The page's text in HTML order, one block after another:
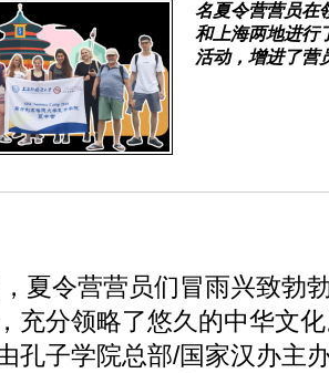
名夏令营营员在
和上海两地进行
活动，增进了营
夏令营营员们冒雨兴致勃
充分领略了悠久的中华文
孔子学院总部/国家汉办主